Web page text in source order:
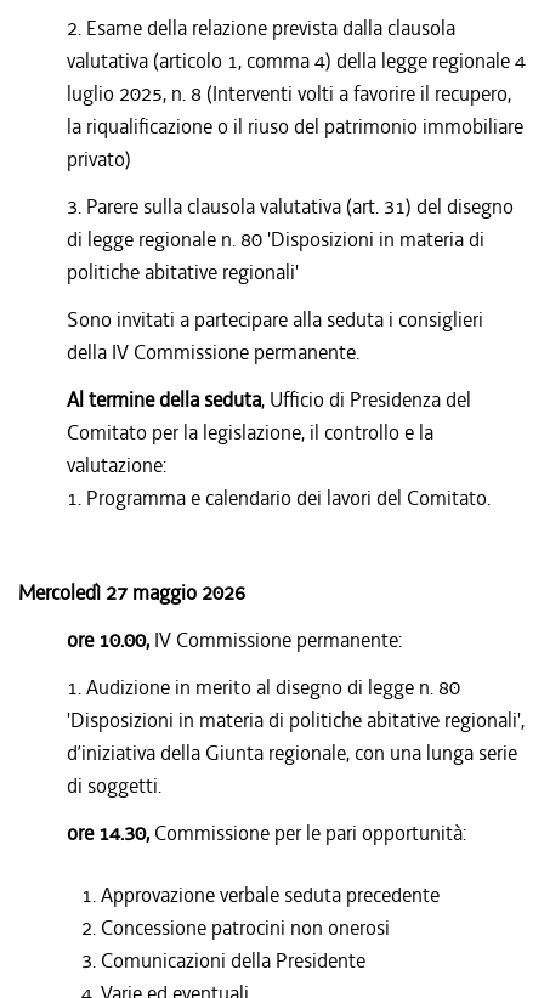
2. Esame della relazione prevista dalla clausola
valutativa (articolo 1, comma 4) della legge regionale 4
luglio 2025, n. 8 (Interventi volti a favorire il recupero,
la riqualificazione o il riuso del patrimonio immobiliare
privato)
3. Parere sulla clausola valutativa (art. 31) del disegno
di legge regionale n. 80 'Disposizioni in materia di
politiche abitative regionali'
Sono invitati a partecipare alla seduta i consiglieri
della IV Commissione permanente.
Al termine della seduta, Ufficio di Presidenza del
Comitato per la legislazione, il controllo e la
valutazione:
1. Programma e calendario dei lavori del Comitato.
Mercoledì 27 maggio 2026
ore 10.00, IV Commissione permanente:
1. Audizione in merito al disegno di legge n. 80
'Disposizioni in materia di politiche abitative regionali',
d’iniziativa della Giunta regionale, con una lunga serie
di soggetti.
ore 14.30, Commissione per le pari opportunità:
1. Approvazione verbale seduta precedente
2. Concessione patrocini non onerosi
3. Comunicazioni della Presidente